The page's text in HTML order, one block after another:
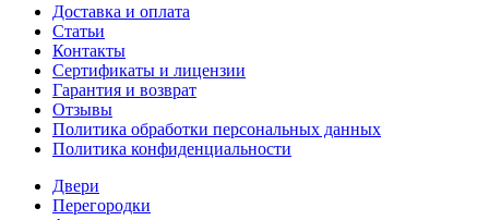
Доставка и оплата
Статьи
Контакты
Сертификаты и лицензии
Гарантия и возврат
Отзывы
Политика обработки персональных данных
Политика конфиденциальности
Двери
Перегородки